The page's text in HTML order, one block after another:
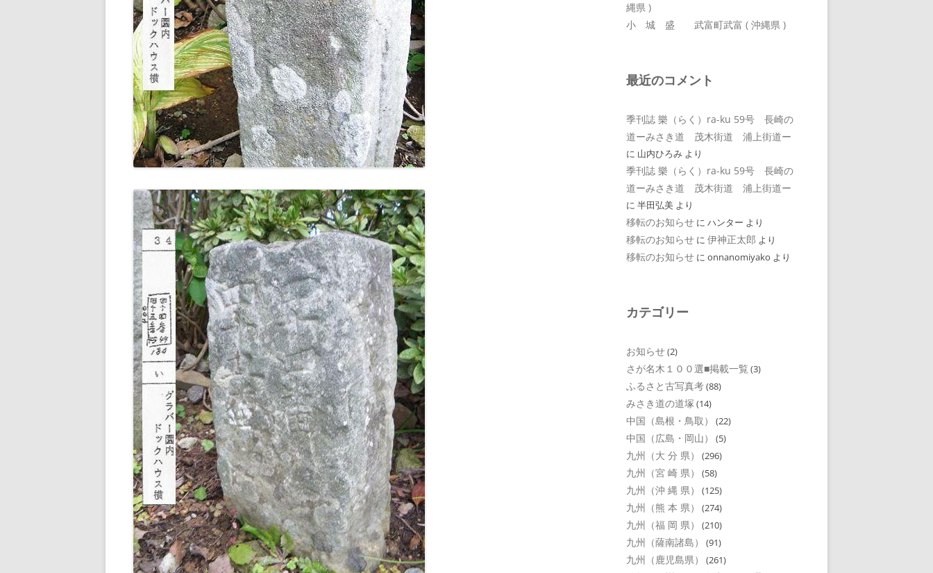
縄県 )
小 城 盛 武富町武富 ( 沖縄県 )
最近のコメント
季刊誌 樂（らく）ra-ku 59号 長崎の
道ーみさき道 茂木街道 浦上街道ー
に 山内ひろみ より
季刊誌 樂（らく）ra-ku 59号 長崎の
道ーみさき道 茂木街道 浦上街道ー
に 半田弘美 より
移転のお知らせ に ハンター より
移転のお知らせ に 伊神正太郎 より
移転のお知らせ に onnanomiyako より
カテゴリー
お知らせ(2)
さが名木１００選■掲載一覧 (3)
ふるさと古写真考(88)
みさき道の道塚 (14)
中国（島根・鳥取） (22)
中国（広島・岡山） (5)
九州（大 分 県） (296)
九州（宮 崎 県） (58)
九州（沖 縄 県） (125)
九州（熊 本 県） (274)
九州（福 岡 県） (210)
九州（薩南諸島） (91)
九州（鹿児島県） (261)